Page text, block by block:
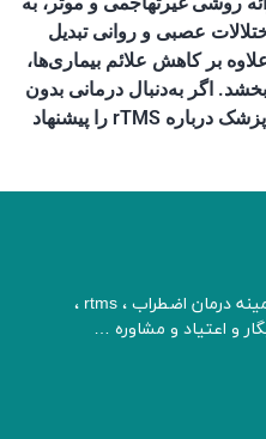
عصبی و روانی تبدیل
بر کاهش علائم بیماری‌ها،
اگر به‌دنبال درمانی بدون
دارو و کم‌خطر هستید، مشاوره با پزشک درباره rTMS را پیشنهاد
با مدیریت دکتر ابوالفضل احیائی در زمینه درمان اضطراب ، rtms ،
و اعتیاد و مشاوره …